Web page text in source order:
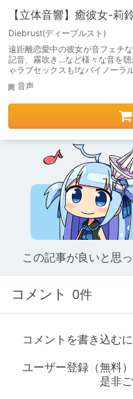
【立体音響】癒彼女-莉
Diebrust(ディーブルスト)
遠距離恋愛中の彼女が音フェチ
記音、霧吹き…など様々な音を
ゃラブセックスも!なバイノーラ
音声
この記事が良いと思
コメント 0件
コメントを書き込む
ユーザー登録（無料
是非